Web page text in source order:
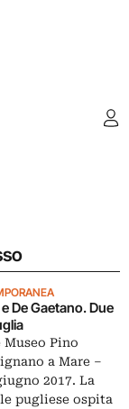
De Gaetano. Due
Pino
a Mare –
2017. La
pugliese ospita